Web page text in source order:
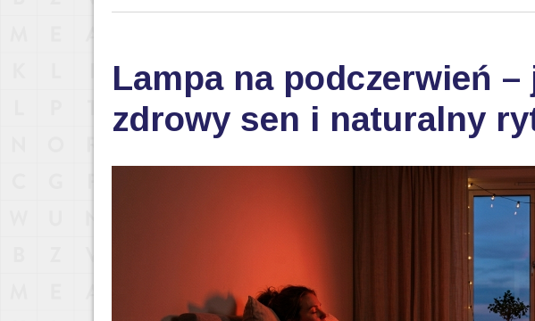
Lampa na podczerwień
zdrowy sen i naturalny